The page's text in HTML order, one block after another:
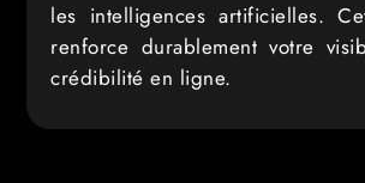
les intelligences artificielles.
renforce durablement votre
crédibilité en ligne.